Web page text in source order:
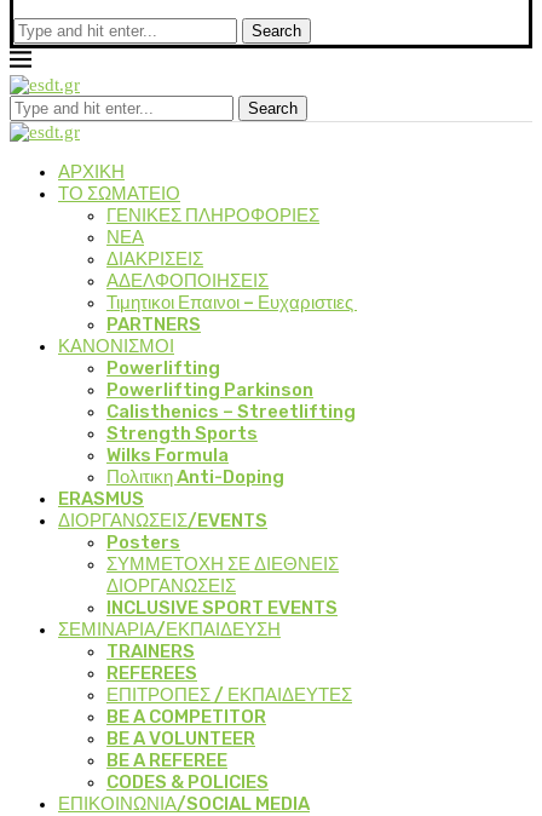
Search
Search
ΑΡΧΙΚΗ
ΤΟ ΣΩΜΑΤΕΙΟ
ΓΕΝΙΚΕΣ ΠΛΗΡΟΦΟΡΙΕΣ
ΝΕΑ
ΔΙΑΚΡΙΣΕΙΣ
ΑΔΕΛΦΟΠΟΙΗΣΕΙΣ
Τιμητικοι Επαινοι – Ευχαριστιες
PARTNERS
ΚΑΝΟΝΙΣΜΟΙ
Powerlifting
Powerlifting Parkinson
Calisthenics – Streetlifting
Strength Sports
Wilks Formula
Πολιτικη Anti-Doping
ERASMUS
ΔΙΟΡΓΑΝΩΣΕΙΣ/EVENTS
Posters
ΣΥΜΜΕΤΟΧΗ ΣΕ ΔΙΕΘΝΕΙΣ
ΔΙΟΡΓΑΝΩΣΕΙΣ
INCLUSIVE SPORT EVENTS
ΣΕΜΙΝΑΡΙΑ/ΕΚΠΑΙΔΕΥΣΗ
TRAINERS
REFEREES
ΕΠΙΤΡΟΠΕΣ / ΕΚΠΑΙΔΕΥΤΕΣ
BE A COMPETITOR
BE A VOLUNTEER
BE A REFEREE
CODES & POLICIES
ΕΠΙΚΟΙΝΩΝΙΑ/SOCIAL MEDIA